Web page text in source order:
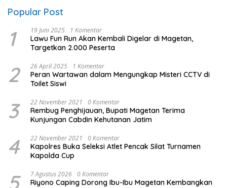
Popular Post
1 19 Juni 2025 1 Komentar
Lawu Fun Run Akan Kembali Digelar di Magetan,
Targetkan 2.000 Peserta
2 26 April 2025 1 Komentar
Peran Wartawan dalam Mengungkap Misteri CCTV di
Toilet Siswi
3 22 November 2021 0 Komentar
Rembug Penghijauan, Bupati Magetan Terima
Kunjungan Cabdin Kehutanan Jatim
4 22 November 2021 0 Komentar
Kapolres Buka Seleksi Atlet Pencak Silat Turnamen
Kapolda Cup
5 7 Agustus 2026 0 Komentar
Riyono Caping Dorong Ibu-Ibu Magetan Kembangkan